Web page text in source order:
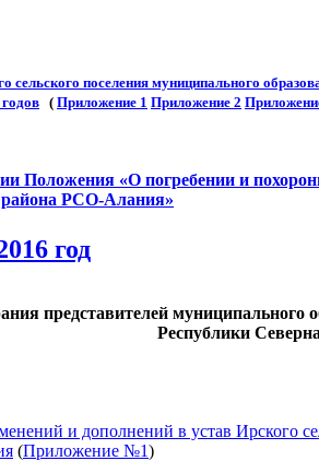
сельского поселения муниципального
( Приложение 1 Приложение 2
Положения «О погребении и
района РСО-Алания»
год
представителей муниципального
Республики
и дополнений в устав Ирского
(Приложение №1)